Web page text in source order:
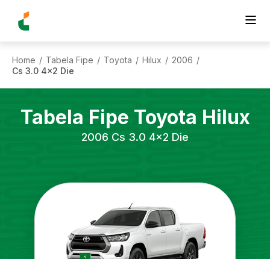
Home / Tabela Fipe / Toyota / Hilux / 2006 /
Cs 3.0 4x2 Die
Tabela Fipe Toyota Hilux
2006 Cs 3.0 4x2 Die